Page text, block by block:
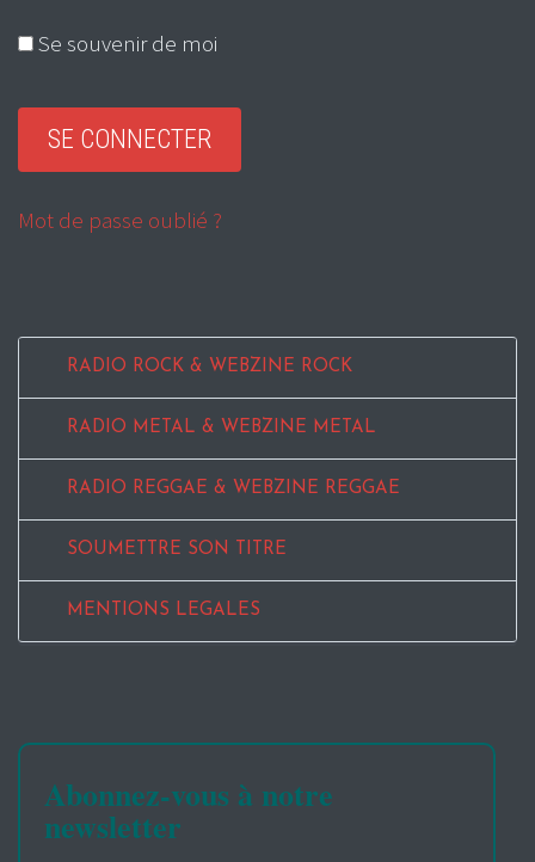
Se souvenir de moi
Mot de passe oublié ?
RADIO ROCK & WEBZINE ROCK
RADIO METAL & WEBZINE METAL
RADIO REGGAE & WEBZINE REGGAE
SOUMETTRE SON TITRE
MENTIONS LEGALES
Abonnez-vous à notre
newsletter